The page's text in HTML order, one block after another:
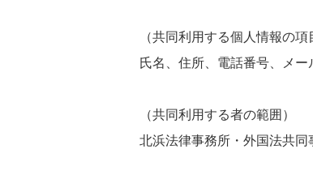
（共同利用する個人情報の項
氏名、住所、電話番号、メ
（共同利用する者の範囲）
北浜法律事務所・外国法共